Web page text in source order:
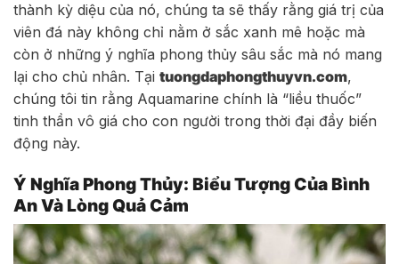
thành kỳ diệu của nó, chúng ta sẽ thấy rằng giá trị của
viên đá này không chỉ nằm ở sắc xanh mê hoặc mà
còn ở những ý nghĩa phong thủy sâu sắc mà nó mang
lại cho chủ nhân. Tại tuongdaphongthuyvn.com,
chúng tôi tin rằng Aquamarine chính là “liều thuốc”
tinh thần vô giá cho con người trong thời đại đầy biến
động này.
Ý Nghĩa Phong Thủy: Biểu Tượng Của Bình
An Và Lòng Quả Cảm